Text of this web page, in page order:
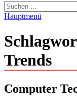
Suchen
nach:
Hauptmenü
Trends
Computer